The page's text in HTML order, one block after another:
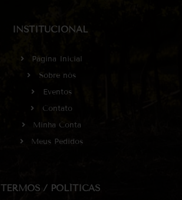
INSTITUCIONAL
Página Inicial
Sobre nós
Eventos
Contato
Minha Conta
Meus Pedidos
TERMOS / POLÍTICAS